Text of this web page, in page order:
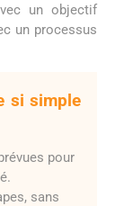
un objectif
un processus
si simple
pour
sans